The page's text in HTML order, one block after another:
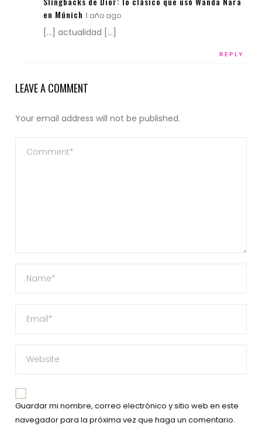
en Múnich 1 año ago
REPLY
[…] actualidad […]
LEAVE A COMMENT
Your email address will not be published.
Guardar mi nombre, correo electrónico y sitio web en este
navegador para la próxima vez que haga un comentario.